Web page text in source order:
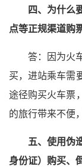
四、为什么
点等正规渠道购
答：因为火
买，进站乘车需
途径购买火车票
的旅行带来不便
五、使用伪
身份证）购买、